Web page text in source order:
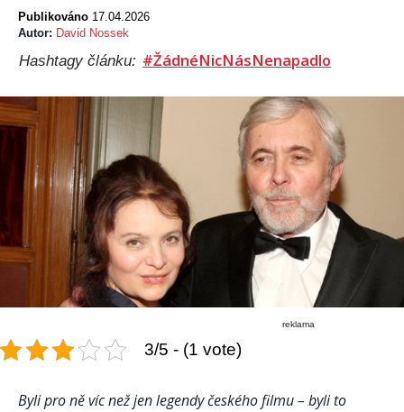
Publikováno 17.04.2026
Autor: David Nossek
Hashtagy článku: #ŽádnéNicNásNenapadlo
reklama
3/5 - (1 vote)
Byli pro ně víc než jen legendy českého filmu – byli to